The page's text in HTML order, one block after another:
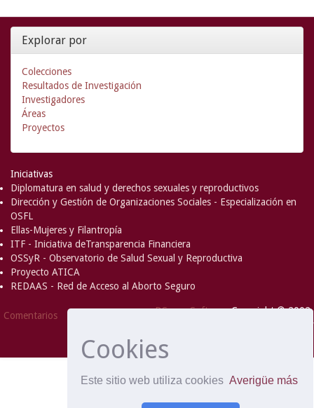
Cookies
Este sitio web utiliza cookies Averigüe más
Explorar por
Colecciones
Resultados de Investigación
Investigadores
Áreas
Proyectos
Iniciativas
Diplomatura en salud y derechos sexuales y reproductivos
Dirección y Gestión de Organizaciones Sociales - Especialización en
OSFL
Ellas-Mujeres y Filantropía
ITF - Iniciativa deTransparencia Financiera
OSSyR - Observatorio de Salud Sexual y Reproductiva
Proyecto ATICA
REDAAS - Red de Acceso al Aborto Seguro
Comentarios DSpace SoftwareCopyright © 2002-
- Extensión mantenida y
optimizado por